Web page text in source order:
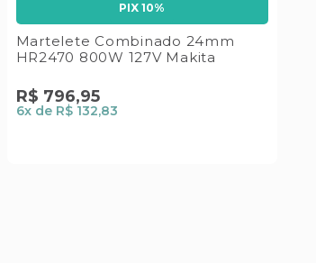
PIX 10%
Martelete Combinado 24mm
HR2470 800W 127V Makita
R$ 796,95
6x de R$ 132,83